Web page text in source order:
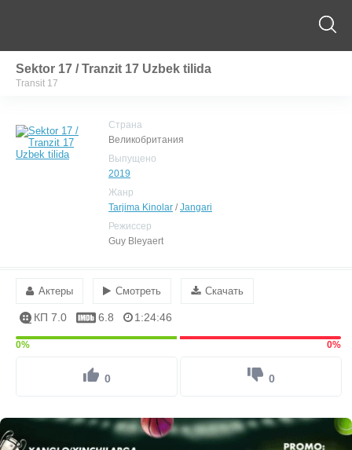
Sektor 17 / Tranzit 17 Uzbek tilida
Transit 17
Страна
Великобритания
Выпущено
2019
Жанр
Tarjima Kinolar /Jangari
Режиссер
Guy Bleyaert
Актеры Смотреть Скачать
КП 7.0 6.8 1:24:46
0% 0%
0 0